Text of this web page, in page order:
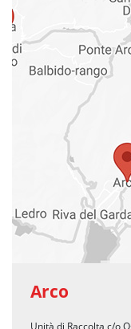
Arco
Unità di Raccolta c/o